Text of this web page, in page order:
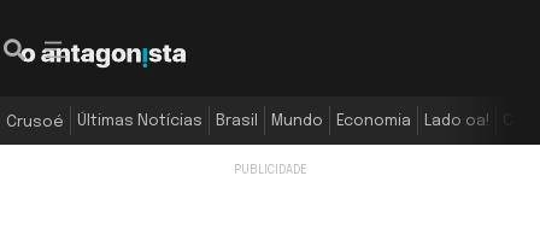
Crusoé Últimas Notícias Brasil Mundo Economia Lado oa!